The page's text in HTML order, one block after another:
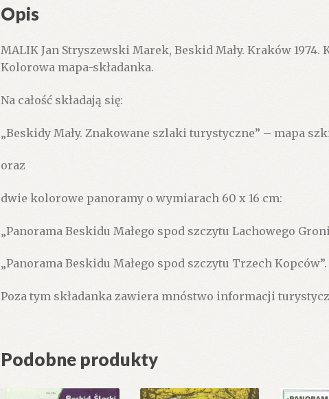
Opis
MALIK Jan Stryszewski Marek, Beskid Mały. Kraków 1974.
Kolorowa mapa-składanka.
Na całość składają się:
„Beskidy Mały. Znakowane szlaki turystyczne” – mapa
oraz
dwie kolorowe panoramy o wymiarach 60 x 16 cm:
„Panorama Beskidu Małego spod szczytu Lachowego
„Panorama Beskidu Małego spod szczytu Trzech Kopców”.
Poza tym składanka zawiera mnóstwo informacji
Podobne produkty